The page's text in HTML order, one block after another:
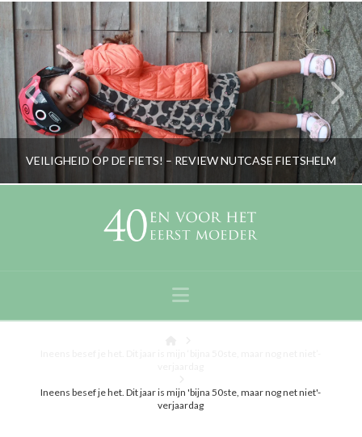
VEILIGHEID OP DE FIETS! – REVIEW NUTCASE FIETSHELM
RORYBLOKZIJL
Navigation
Ineens besef je het. Dit jaar is mijn 'bijna 50ste, maar nog net niet'-
verjaardag